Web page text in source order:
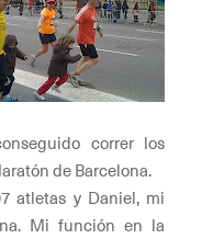
correr los
de Barcelona.
atletas y Daniel, mi
Mi función en la